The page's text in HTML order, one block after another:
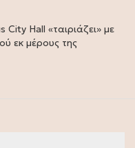
Hall «ταιριάζει» με
εκ μέρους της